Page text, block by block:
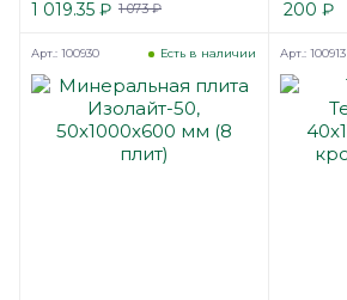
1 019.35 ₽ 1 073₽ 200 ₽
Есть в наличии
Арт.: 100930 Арт.: 100913